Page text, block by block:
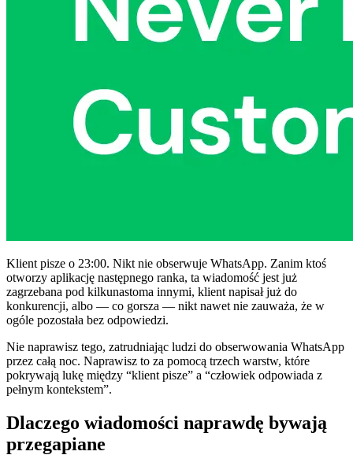
Klient pisze o 23:00. Nikt nie obserwuje WhatsApp. Zanim ktoś
otworzy aplikację następnego ranka, ta wiadomość jest już
zagrzebana pod kilkunastoma innymi, klient napisał już do
konkurencji, albo — co gorsza — nikt nawet nie zauważa, że w
ogóle pozostała bez odpowiedzi.
Nie naprawisz tego, zatrudniając ludzi do obserwowania WhatsApp
przez całą noc. Naprawisz to za pomocą trzech warstw, które
pokrywają lukę między “klient pisze” a “człowiek odpowiada z
pełnym kontekstem”.
Dlaczego wiadomości naprawdę bywają
przegapiane